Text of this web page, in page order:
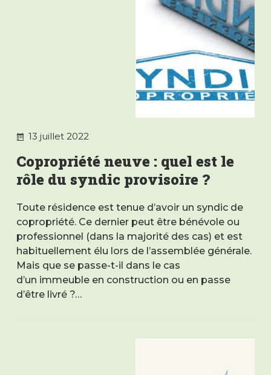
13 juillet 2022
Copropriété neuve : quel est le
rôle du syndic provisoire ?
Toute résidence est tenue d’avoir un syndic de
copropriété. Ce dernier peut être bénévole ou
professionnel (dans la majorité des cas) et est
habituellement élu lors de l’assemblée générale.
Mais que se passe-t-il dans le cas
d’un immeuble en construction ou en passe
d’être livré ?…